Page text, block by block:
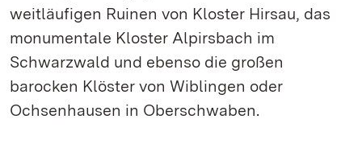
weitläufigen Ruinen von Kloster Hirsau, das
monumentale Kloster Alpirsbach im
Schwarzwald und ebenso die großen
barocken Klöster von Wiblingen oder
Ochsenhausen in Oberschwaben.